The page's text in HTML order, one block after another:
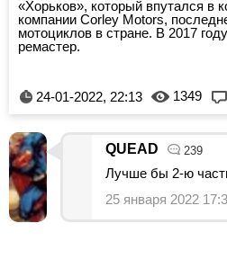
«Хорьков», который впутался в
компании Corley Motors,
мотоциклов в стране. В 2017
ремастер.
24-01-2022, 22:13 1349
QUEAD 239
Лучше бы 2-ю
25 января 2022